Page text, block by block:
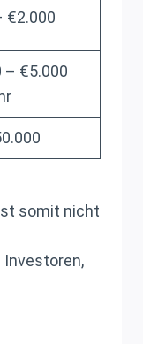
€2.000
– €5.000
somit nicht
Investoren,